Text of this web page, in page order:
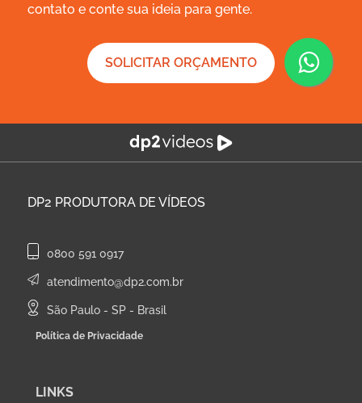
contato e conte sua ideia para gente.
SOLICITAR ORÇAMENTO
DP2 PRODUTORA DE VÍDEOS
0800 591 0917
atendimento@dp2.com.br
São Paulo - SP - Brasil
Política de Privacidade
LINKS